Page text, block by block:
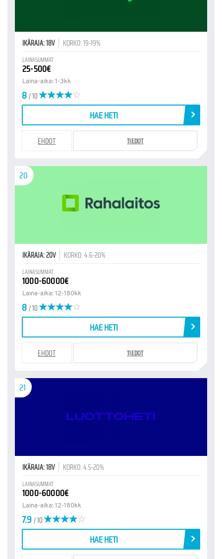
IKÄRAJA: 18V KORKO: 19-19%
LAINASUMMAT
25-500€
Laina-aika: 1-3kk
8/ 10
HAE HETI
EHDOT TIEDOT
20
IKÄRAJA: 20V KORKO: 4.6-20%
LAINASUMMAT
1000-60000€
Laina-aika: 12-180kk
8/ 10
HAE HETI
EHDOT TIEDOT
21
IKÄRAJA: 18V KORKO: 4.5-20%
LAINASUMMAT
1000-60000€
Laina-aika: 12-180kk
7.9/ 10
HAE HETI